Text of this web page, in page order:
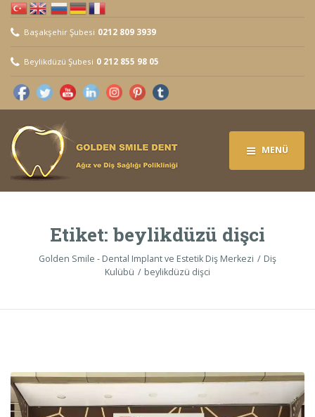
Başakşehir Şubesi 0212 809 3939
Beylikdüzü Şubesi 0 212 855 98 05
MENÜ
Etiket: beylikdüzü dişci
Golden Smile - Dental Implant ve Estetik Diş Merkezi
Diş
Kulübü
beylikdüzü dişci